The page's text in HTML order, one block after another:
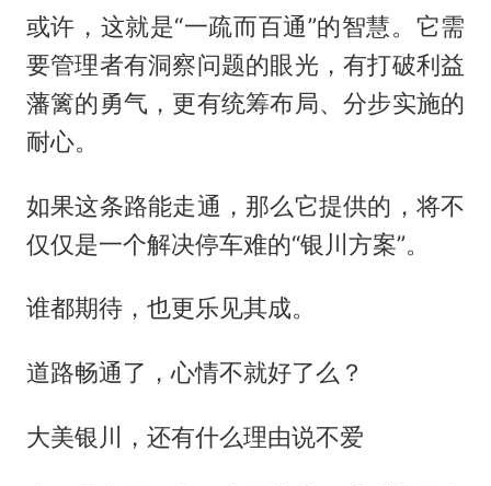
或许，这就是“一疏而百通”的智慧。它需
要管理者有洞察问题的眼光，有打破利益
藩篱的勇气，更有统筹布局、分步实施的
耐心。
如果这条路能走通，那么它提供的，将不
仅仅是一个解决停车难的“银川方案”。
谁都期待，也更乐见其成。
道路畅通了，心情不就好了么？
大美银川，还有什么理由说不爱